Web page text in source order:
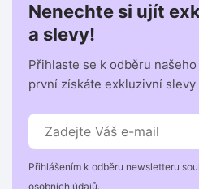
Nenechte si ujít
a slevy!
Přihlaste se k odběru
první získáte exkluzivní slevy
Přihlášením k odběru newsletteru
osobních údajů.